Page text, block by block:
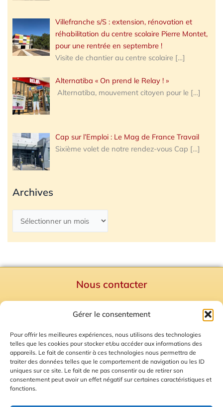
Gérer le consentement
Pour offrir les meilleures expériences, nous utilisons des technologies
telles que les cookies pour stocker et/ou accéder aux informations des
appareils. Le fait de consentir à ces technologies nous permettra de
traiter des données telles que le comportement de navigation ou les ID
uniques sur ce site. Le fait de ne pas consentir ou de retirer son
consentement peut avoir un effet négatif sur certaines caractéristiques et
fonctions.
Villefranche s/S : extension, rénovation et
réhabilitation du centre scolaire Pierre Montet,
pour une rentrée en septembre !
Visite de chantier au centre scolaire […]
Alternatiba « On prend le Relay ! »
Alternatiba, mouvement citoyen pour le […]
Cap sur l’Emploi : Le Mag de France Travail
Sixième volet de notre rendez-vous Cap […]
Archives
Nous contacter
Mentions Légales
Plan du site
Gestion des Cookies